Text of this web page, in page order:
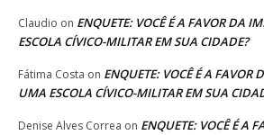
Claudio on ENQUETE: VOCÊ É A FAVOR DA
ESCOLA CÍVICO-MILITAR EM SUA CIDADE?
Fátima Costa on ENQUETE: VOCÊ É A FAVOR
UMA ESCOLA CÍVICO-MILITAR EM SUA
Denise Alves Correa on ENQUETE: VOCÊ É A